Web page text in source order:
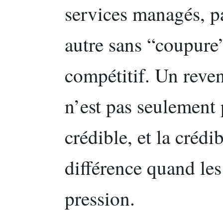
services managés,
autre sans
compétitif. Un
n’est pas
crédible, et la
différence quand
pression.